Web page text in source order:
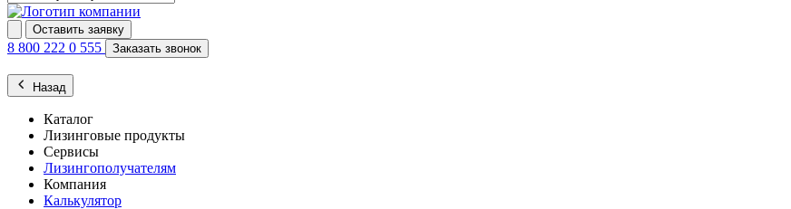
Оставить заявку
8 800 222 0 555 Заказать звонок
Назад
Каталог
Лизинговые продукты
Сервисы
Лизингополучателям
Компания
Калькулятор